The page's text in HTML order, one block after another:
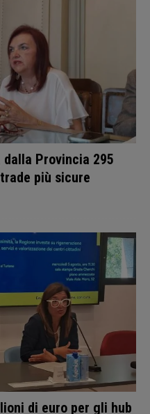
Provincia 295
più sicure
di euro per gli hub